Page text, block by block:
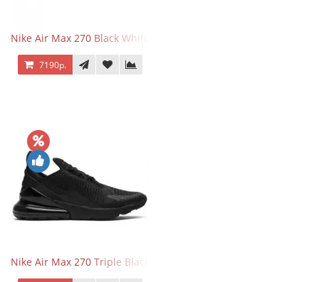
Nike Air Max 270 Black White
7190р.
Nike Air Max 270 Triple Black